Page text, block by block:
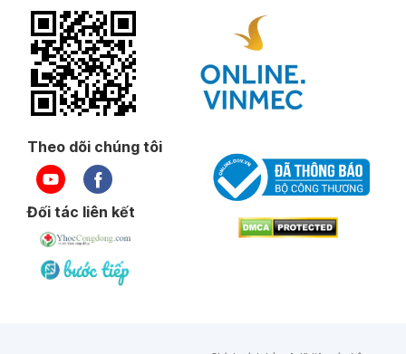
Thạc sĩ Bác sĩ
Thông tin bác sĩ
Thạc sĩ
Thông tin bác sĩ
Theo dõi chúng tôi
Đối tác liên kết